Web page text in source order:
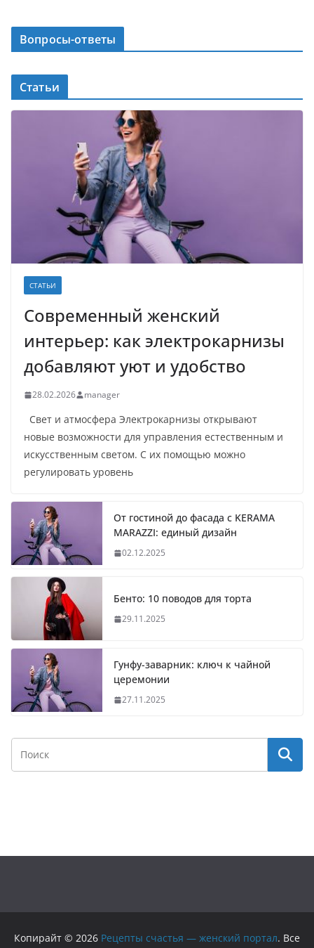
Вопросы-ответы
Статьи
СТАТЬИ
Современный женский
интерьер: как электрокарнизы
добавляют уют и удобство
28.02.2026 manager
Свет и атмосфера Электрокарнизы открывают
новые возможности для управления естественным и
искусственным светом. С их помощью можно
регулировать уровень
От гостиной до фасада с KERAMA
MARAZZI: единый дизайн
02.12.2025
Бенто: 10 поводов для торта
29.11.2025
Гунфу-заварник: ключ к чайной
церемонии
27.11.2025
Копирайт © 2026 Рецепты счастья — женский портал. Все